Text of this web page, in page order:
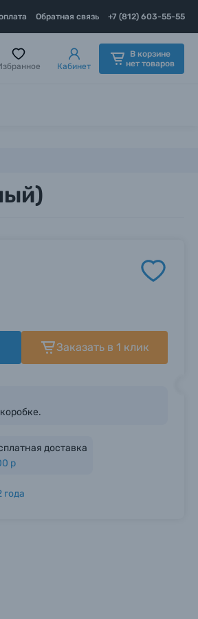
Обратная связь +7 (812) 603-55-55
Кабинет
В корзине
нет товаров
Заказать в 1 клик
доставка
р
года